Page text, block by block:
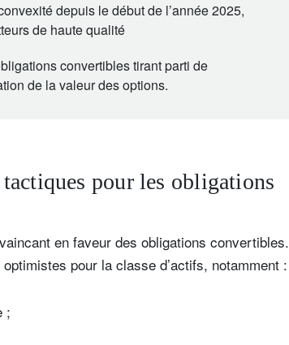
depuis le début de l’année 2025,
de haute qualité
convertibles tirant parti de
de la valeur des options.
pour les obligations
en faveur des obligations convertibles.
pour la classe d’actifs, notamment :
;